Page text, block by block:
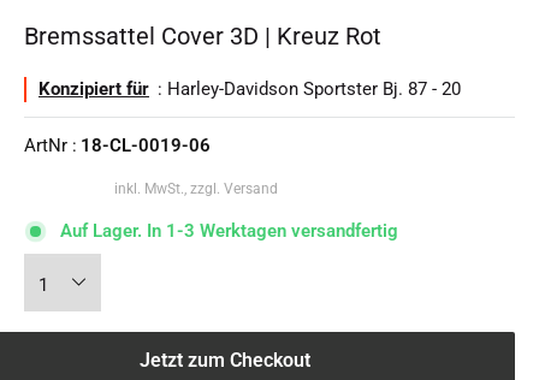
Bremssattel Cover 3D | Kreuz Rot
Konzipiert für : Harley-Davidson Sportster Bj. 87 - 20
ArtNr : 18-CL-0019-06
inkl. MwSt., zzgl. Versand
Auf Lager. In 1-3 Werktagen versandfertig
Jetzt zum Checkout